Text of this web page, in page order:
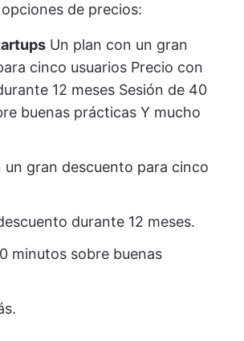
de precios:
Un plan con un gran
cinco usuarios Precio con
12 meses Sesión de 40
buenas prácticas Y mucho
un gran descuento para cinco
durante 12 meses.
minutos sobre buenas